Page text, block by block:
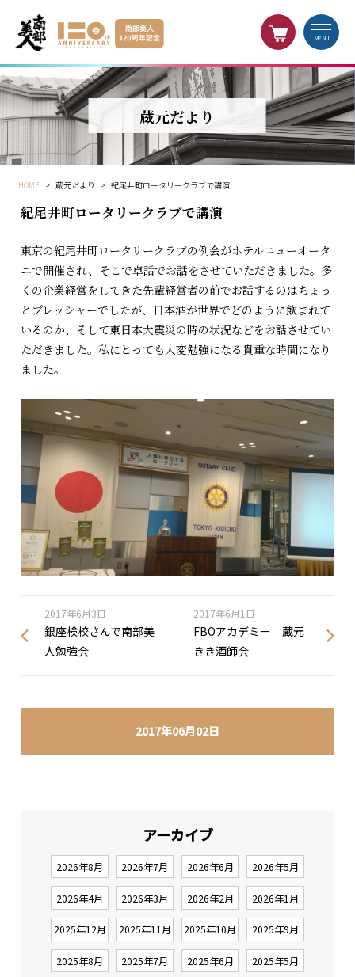
MENU
蔵元だより
HOME > 蔵元だより > 紀尾井町ロータリークラブで講演
2017年06月02日
紀尾井町ロータリークラブで講演
東京の紀尾井町ロータリークラブの例会がホテルニューオータ
ニで開催され、そこで卓話でお話をさせていただきました。多
くの企業経営をしてきた先輩経営者の前でお話するのはちょっ
とプレッシャーでしたが、日本酒が世界でどのように飲まれて
いるのか、そして東日本大震災の時の状況などをお話させてい
ただきました。私にとっても大変勉強になる貴重な時間になり
ました。
2017年6月3日
銀座検校さんで南部美
人勉強会
2017年6月1日
FBOアカデミー 蔵元
きき酒師会
アーカイブ
2026年8月 2026年7月 2026年6月 2026年5月
2026年4月 2026年3月 2026年2月 2026年1月
2025年12月 2025年11月 2025年10月 2025年9月
2025年8月 2025年7月 2025年6月 2025年5月